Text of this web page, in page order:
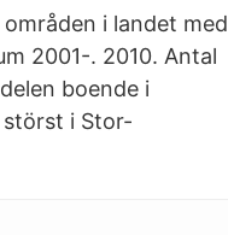
i landet med
2001-. 2010. Antal
boende i
i Stor-